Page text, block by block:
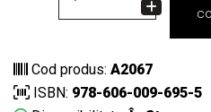
Cod produs: A2067
ISBN: 978-606-009-695-5